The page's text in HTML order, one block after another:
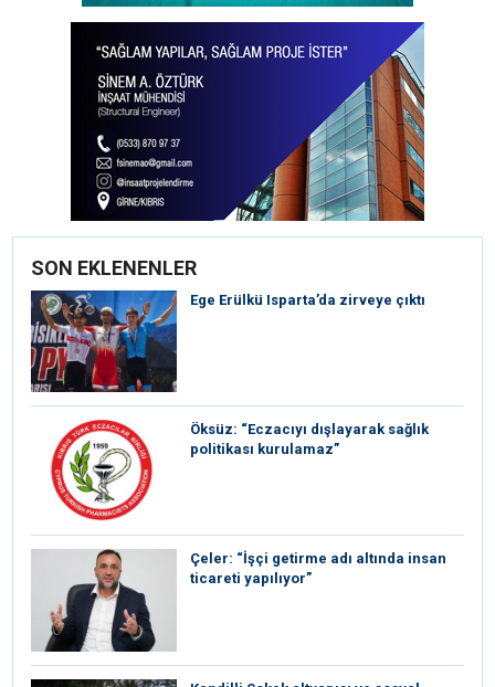
SON EKLENENLER
Ege Erülkü Isparta’da zirveye çıktı
Öksüz: “Eczacıyı dışlayarak sağlık
politikası kurulamaz”
Çeler: “İşçi getirme adı altında insan
ticareti yapılıyor”